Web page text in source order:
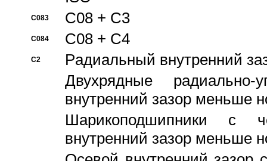
C083 C08 + C3
C084 C08 + C4
C2
Pадиальный внутренний
Двухрядные радиально-
внутренний зазор меньше
Шарикоподшипники с
внутренний зазор меньше